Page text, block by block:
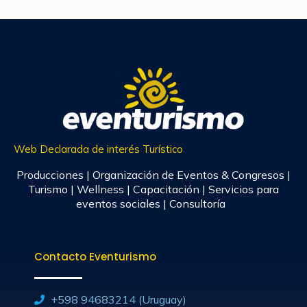
Web Declarada de interés Turístico
Producciones | Organización de Eventos & Congresos |
Turismo | Wellness | Capacitación | Servicios para
eventos sociales | Consultoría
Contacto Eventurismo
+598 94683214 (Uruguay)